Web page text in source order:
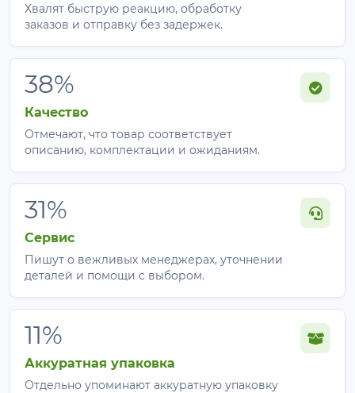
Хвалят быструю реакцию, обработку
заказов и отправку без задержек.
38%
Качество
Отмечают, что товар соответствует
описанию, комплектации и ожиданиям.
31%
Сервис
Пишут о вежливых менеджерах, уточнении
деталей и помощи с выбором.
11%
Аккуратная упаковка
Отдельно упоминают аккуратную упаковку